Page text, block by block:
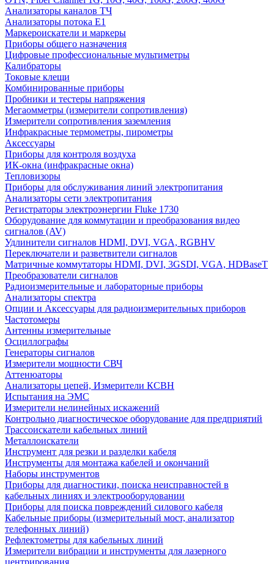
Анализаторы каналов ТЧ
Анализаторы потока Е1
Маркероискатели и маркеры
Приборы общего назначения
Цифровые профессиональные мультиметры
Калибраторы
Токовые клещи
Комбинированные приборы
Пробники и тестеры напряжения
Мегаомметры (измерители сопротивления)
Измерители сопротивления заземления
Инфракрасные термометры, пирометры
Аксессуары
Приборы для контроля воздуха
ИК-окна (инфракрасные окна)
Тепловизоры
Приборы для обслуживания линий электропитания
Анализаторы сети электропитания
Регистраторы электроэнергии Fluke 1730
Оборудование для коммутации и преобразования видео
сигналов (AV)
Удлинители сигналов HDMI, DVI, VGA, RGBHV
Переключатели и разветвители сигналов
Матричные коммутаторы HDMI, DVI, 3GSDI, VGA, HDBaseT
Преобразователи сигналов
Радиоизмерительные и лабораторные приборы
Анализаторы спектра
Опции и Аксессуары для радиоизмерительных приборов
Частотомеры
Антенны измерительные
Осциллографы
Генераторы сигналов
Измерители мощности СВЧ
Аттенюаторы
Анализаторы цепей, Измерители КСВН
Испытания на ЭМС
Измерители нелинейных искажений
Контрольно диагностическое оборудование для предприятий
Трассоискатели кабельных линий
Металлоискатели
Инструмент для резки и разделки кабеля
Инструменты для монтажа кабелей и окончаний
Наборы инструментов
Приборы для диагностики, поиска неисправностей в
кабельных линиях и электрооборудовании
Приборы для поиска повреждений силового кабеля
Кабельные приборы (измерительный мост, анализатор
телефонных линий)
Рефлектометры для кабельных линий
Измерители вибрации и инструменты для лазерного
центрирования